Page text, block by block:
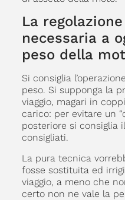
La
necessaria a
peso della
Si consiglia
peso. Si supponga la
viaggio, magari in
carico: per evitare un
posteriore si consiglia
consigliati.
La pura tecnica
fosse sostituita ed
viaggio, a meno che
certo non ne vale la